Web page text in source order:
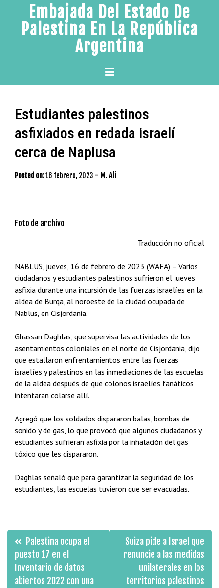
content
Embajada Del Estado De
Palestina En La República
Argentina
Primary
Menu
Estudiantes palestinos
asfixiados en redada israelí
cerca de Naplusa
Posted on:16 febrero, 2023 - M. Ali
Foto de archivo
Traducción no oficial
NABLUS, jueves, 16 de febrero de 2023 (WAFA) – Varios
ciudadanos y estudiantes palestinos sufrieron el jueves
asfixia durante una incursión de las fuerzas israelíes en la
aldea de Burqa, al noroeste de la ciudad ocupada de
Nablus, en Cisjordania.
Ghassan Daghlas, que supervisa las actividades de los
asentamientos coloniales en el norte de Cisjordania, dijo
que estallaron enfrentamientos entre las fuerzas
israelíes y palestinos en las inmediaciones de las escuelas
de la aldea después de que colonos israelíes fanáticos
intentaran colarse allí.
Agregó que los soldados dispararon balas, bombas de
sonido y de gas, lo que provocó que algunos ciudadanos y
estudiantes sufrieran asfixia por la inhalación del gas
tóxico que les dispararon.
Daghlas señaló que para garantizar la seguridad de los
estudiantes, las escuelas tuvieron que ser evacuadas.
Navegación
de
entradas
Palestina ocupa el
puesto 17 en el
Inventario de datos
abiertos 2022 con una
Suiza pide a Israel que
renuncie a las medidas
unilaterales en los
territorios palestinos